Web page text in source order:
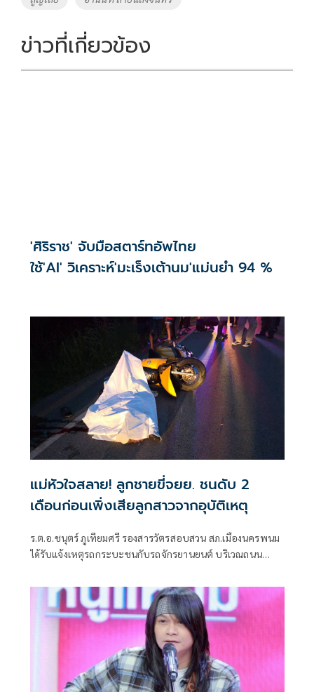
k k
ข่าวที่เกี่ยวข้อง
'ศิริราช' จับมือสตาร์ทอัพไทย
ใช้'AI' วิเคราะห์'มะเร็งเต้านม'แม่นยำ 94 %
แม่หัวใจสลาย! ลูกชายขี่จยย. ชนดับ 2
เดือนก่อนเพิ่งเสียลูกสาวจากอุบัติเหตุ
ร.ต.อ.ชนุตร์ ภูเทียมศรี รองสารวัตรสอบสวน สภ.เมืองนครพนม
ได้รับแจ้งเหตุรถกระบะชนกับรถจักรยานยนต์ บริเวณถนน